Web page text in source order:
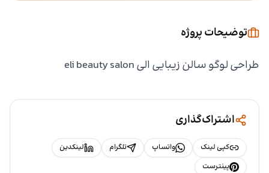
توضیحات پروژه
طراحی لوگو سالن زیبایی الی eli beauty salon
اشتراک‌گذاری
کپی لینک واتساپ تلگرام
لینکدین
پینترست